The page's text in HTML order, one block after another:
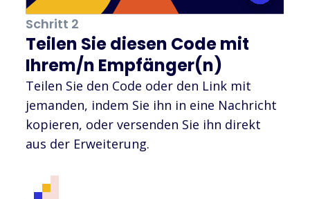
Schritt 2
Teilen Sie diesen Code mit
Ihrem/n Empfänger(n)
Teilen Sie den Code oder den Link mit
jemanden, indem Sie ihn in eine Nachricht
kopieren, oder versenden Sie ihn direkt
aus der Erweiterung.